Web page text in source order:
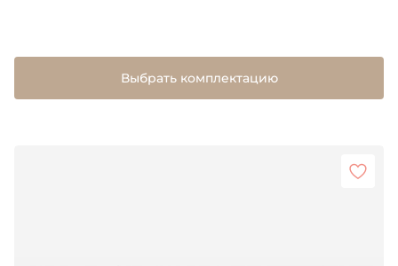
Выбрать комплектацию